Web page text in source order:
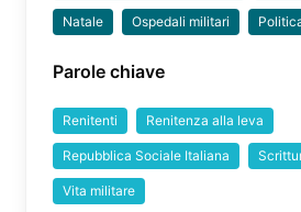
Natale Ospedali militari
Parole chiave
Renitenti Renitenza alla leva
Repubblica Sociale Italiana
Vita militare